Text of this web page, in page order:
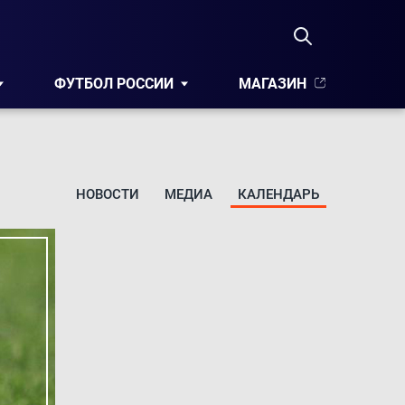
ФУТБОЛ РОССИИ МАГАЗИН
НОВОСТИ МЕДИА КАЛЕНДАРЬ